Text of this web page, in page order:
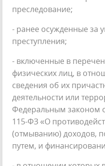
преследование;
- ранее осужденные за
преступления;
- включенные в
физических лиц, в
сведения об их
деятельности или
Федеральным законом
115-ФЗ «О
(отмыванию) доходов,
путем, и